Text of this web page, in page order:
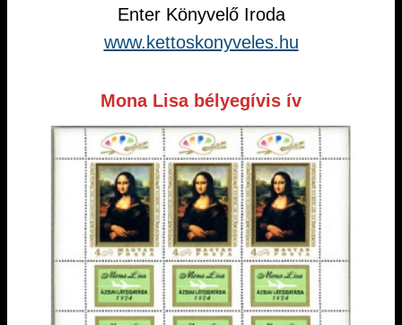
Enter Könyvelő Iroda
www.kettoskonyveles.hu
Mona Lisa bélyegívis ív